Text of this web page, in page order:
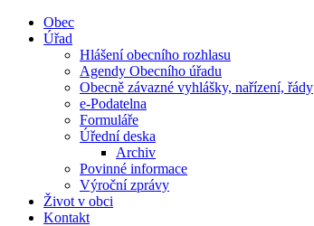
Obec
Úřad
Hlášení obecního rozhlasu
Agendy Obecního úřadu
Obecně závazné vyhlášky, nařízení, řády
e-Podatelna
Formuláře
Úřední deska
Archiv
Povinné informace
Výroční zprávy
Život v obci
Kontakt